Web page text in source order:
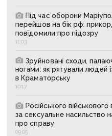
Під час оборони
перейшов на бік рф:
повідомили про підозру
11:03
Зруйновані сходи,
ногами: як рятували людей
в Краматорську
10:17
Російського
за сексуальне насильство
про справу
09:05